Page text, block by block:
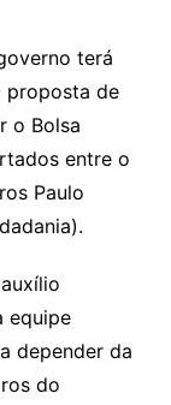
terá
proposta de
o Bolsa
entre o
Paulo
equipe
depender da
do